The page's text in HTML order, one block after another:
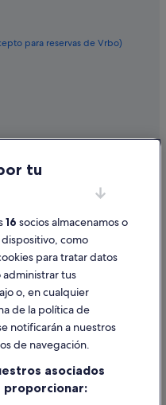
para reservas de Vrbo)
contenido
vacacional
tu
16 socios almacenamos o
como
para tratar datos
administrar tus
o, en cualquier
de la política de
notificarán a nuestros
de navegación.
asociados
proporcionar: